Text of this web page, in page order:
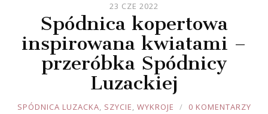
23 CZE 2022
Spódnica kopertowa
inspirowana kwiatami –
przeróbka Spódnicy
Luzackiej
JOULE
SPÓDNICA LUZACKA, SZYCIE, WYKROJE 0 KOMENTARZY